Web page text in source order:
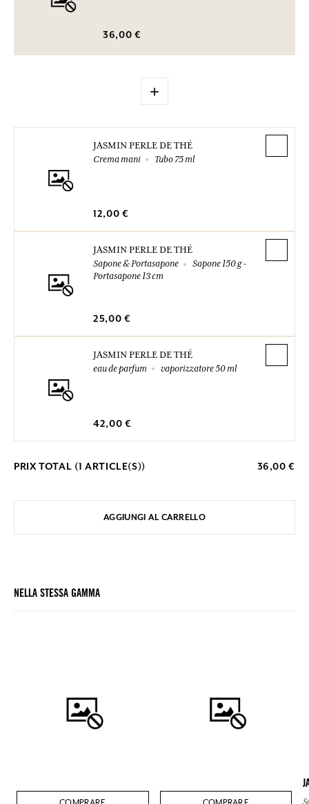
36,00 €
+
JASMIN PERLE DE THÉ
Crema mani
Tubo 75 ml
12,00 €
JASMIN PERLE DE THÉ
Sapone & Portasapone
Sapone 150 g -
Portasapone 13 cm
25,00 €
JASMIN PERLE DE THÉ
eau de parfum
vaporizzatore 50 ml
42,00 €
PRIX TOTAL (1 ARTICLE(S)) 36,00 €
AGGIUNGI AL CARRELLO
NELLA STESSA GAMMA